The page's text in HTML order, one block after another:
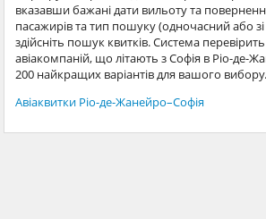
вказавши бажані дати вильоту та
пасажирів та тип пошуку (одночасний або
здійсніть пошук квитків. Система перевірить
авіакомпаній, що літають з Софія в Ріо-де-
200 найкращих варіантів для вашого вибору.
Авіаквитки Ріо-де-Жанейро–Софія